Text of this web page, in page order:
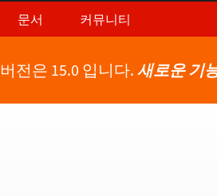
문서 커뮤니티
전은 15.0 입니다. 새로운 기